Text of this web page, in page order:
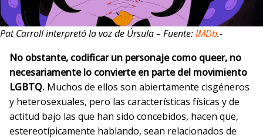
Pat Carroll interpretó la voz de Úrsula – Fuente:IMDb.-
No obstante, codificar un personaje como queer, no
necesariamente lo convierte en parte del movimiento
LGBTQ. Muchos de ellos son abiertamente cisgéneros
y heterosexuales, pero las características físicas y de
actitud bajo las que han sido concebidos, hacen que,
estereotípicamente hablando, sean relacionados de